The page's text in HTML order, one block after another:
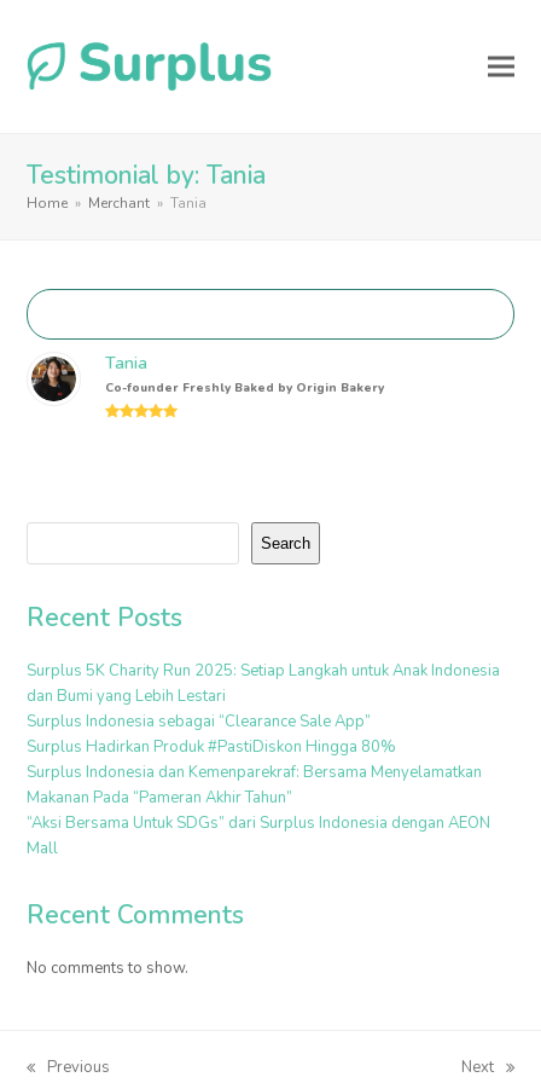
Testimonial by: Tania
Home » Merchant » Tania
Tania
Co-founder Freshly Baked by Origin Bakery
Rating:
Search
Recent Posts
Surplus 5K Charity Run 2025: Setiap Langkah untuk Anak Indonesia
dan Bumi yang Lebih Lestari
Surplus Indonesia sebagai “Clearance Sale App”
Surplus Hadirkan Produk #PastiDiskon Hingga 80%
Surplus Indonesia dan Kemenparekraf: Bersama Menyelamatkan
Makanan Pada “Pameran Akhir Tahun”
“Aksi Bersama Untuk SDGs” dari Surplus Indonesia dengan AEON
Mall
Recent Comments
No comments to show.
previous
Previous next
Next